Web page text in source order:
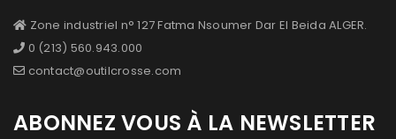
Zone industriel n° 127 Fatma Nsoumer Dar El Beida ALGER.
0 (213) 560.943.000
contact@outilcrosse.com
ABONNEZ VOUS À LA NEWSLETTER